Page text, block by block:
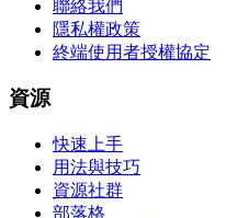
聯絡我們
隱私權政策
終端使用者授權協定
資源
快速上手
用法與技巧
資源社群
部落格